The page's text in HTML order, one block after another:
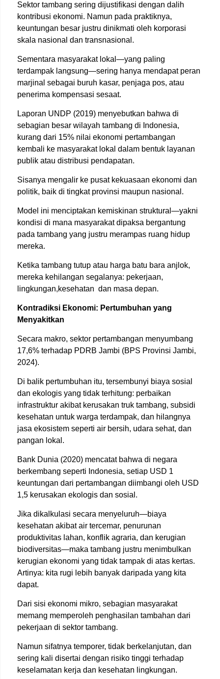
Sektor tambang sering dijustifikasi dengan dalih
kontribusi ekonomi. Namun pada praktiknya,
keuntungan besar justru dinikmati oleh korporasi
skala nasional dan transnasional.
Sementara masyarakat lokal—yang paling
terdampak langsung—sering hanya mendapat peran
marjinal sebagai buruh kasar, penjaga pos, atau
penerima kompensasi sesaat.
Laporan UNDP (2019) menyebutkan bahwa di
sebagian besar wilayah tambang di Indonesia,
kurang dari 15% nilai ekonomi pertambangan
kembali ke masyarakat lokal dalam bentuk layanan
publik atau distribusi pendapatan.
Sisanya mengalir ke pusat kekuasaan ekonomi dan
politik, baik di tingkat provinsi maupun nasional.
Model ini menciptakan kemiskinan struktural—yakni
kondisi di mana masyarakat dipaksa bergantung
pada tambang yang justru merampas ruang hidup
mereka.
Ketika tambang tutup atau harga batu bara anjlok,
mereka kehilangan segalanya: pekerjaan,
lingkungan,kesehatan dan masa depan.
Kontradiksi Ekonomi: Pertumbuhan yang
Menyakitkan
Secara makro, sektor pertambangan menyumbang
17,6% terhadap PDRB Jambi (BPS Provinsi Jambi,
2024).
Di balik pertumbuhan itu, tersembunyi biaya sosial
dan ekologis yang tidak terhitung: perbaikan
infrastruktur akibat kerusakan truk tambang, subsidi
kesehatan untuk warga terdampak, dan hilangnya
jasa ekosistem seperti air bersih, udara sehat, dan
pangan lokal.
Bank Dunia (2020) mencatat bahwa di negara
berkembang seperti Indonesia, setiap USD 1
keuntungan dari pertambangan diimbangi oleh USD
1,5 kerusakan ekologis dan sosial.
Jika dikalkulasi secara menyeluruh—biaya
kesehatan akibat air tercemar, penurunan
produktivitas lahan, konflik agraria, dan kerugian
biodiversitas—maka tambang justru menimbulkan
kerugian ekonomi yang tidak tampak di atas kertas.
Artinya: kita rugi lebih banyak daripada yang kita
dapat.
Dari sisi ekonomi mikro, sebagian masyarakat
memang memperoleh penghasilan tambahan dari
pekerjaan di sektor tambang.
Namun sifatnya temporer, tidak berkelanjutan, dan
sering kali disertai dengan risiko tinggi terhadap
keselamatan kerja dan kesehatan lingkungan.